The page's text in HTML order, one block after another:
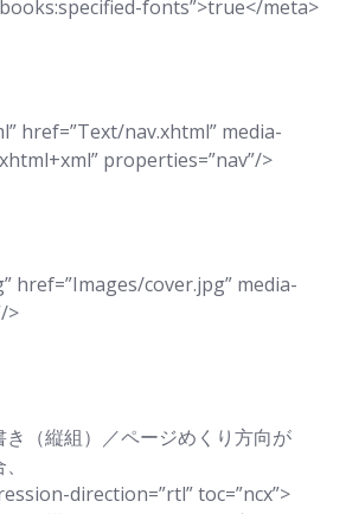
fonts”>true</meta>
href=”Text/nav.xhtml” media-
properties=”nav”/>
href=”Images/cover.jpg” media-
>
き（縦組）／ページめくり方向が
direction=”rtl” toc=”ncx”>